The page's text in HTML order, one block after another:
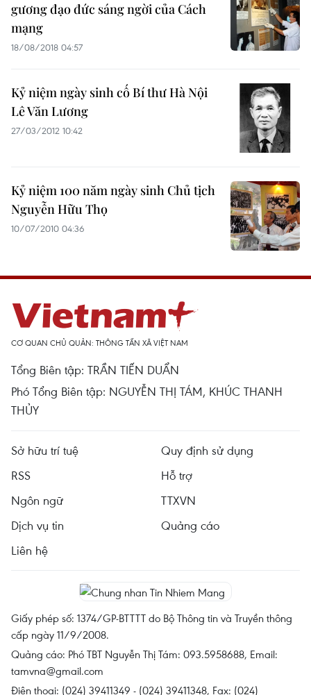
gương đạo đức sáng ngời của Cách
mạng
18/08/2018 04:57
Kỷ niệm ngày sinh cố Bí thư Hà Nội
Lê Văn Lương
27/03/2012 10:42
Kỷ niệm 100 năm ngày sinh Chủ tịch
Nguyễn Hữu Thọ
10/07/2010 04:36
CƠ QUAN CHỦ QUẢN: THÔNG TẤN XÃ VIỆT NAM
Tổng Biên tập: TRẦN TIẾN DUẨN
Phó Tổng Biên tập: NGUYỄN THỊ TÁM, KHÚC THANH
THỦY
Sở hữu trí tuệ
Quy định sử dụng
RSS
Hỗ trợ
Ngôn ngữ
TTXVN
Dịch vụ tin
Quảng cáo
Liên hệ
Giấy phép số: 1374/GP-BTTTT do Bộ Thông tin và Truyền thông
cấp ngày 11/9/2008.
Quảng cáo: Phó TBT Nguyễn Thị Tám: 093.5958688, Email:
tamvna@gmail.com
Điện thoại: (024) 39411349 - (024) 39411348, Fax: (024)